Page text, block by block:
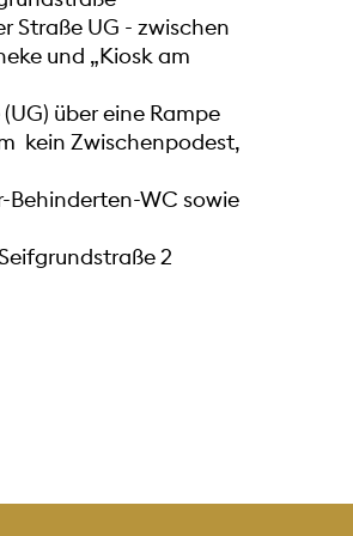
Straße UG - zwischen
und „Kiosk am
über eine Rampe
kein Zwischenpodest,
Behinderten-WC sowie
2